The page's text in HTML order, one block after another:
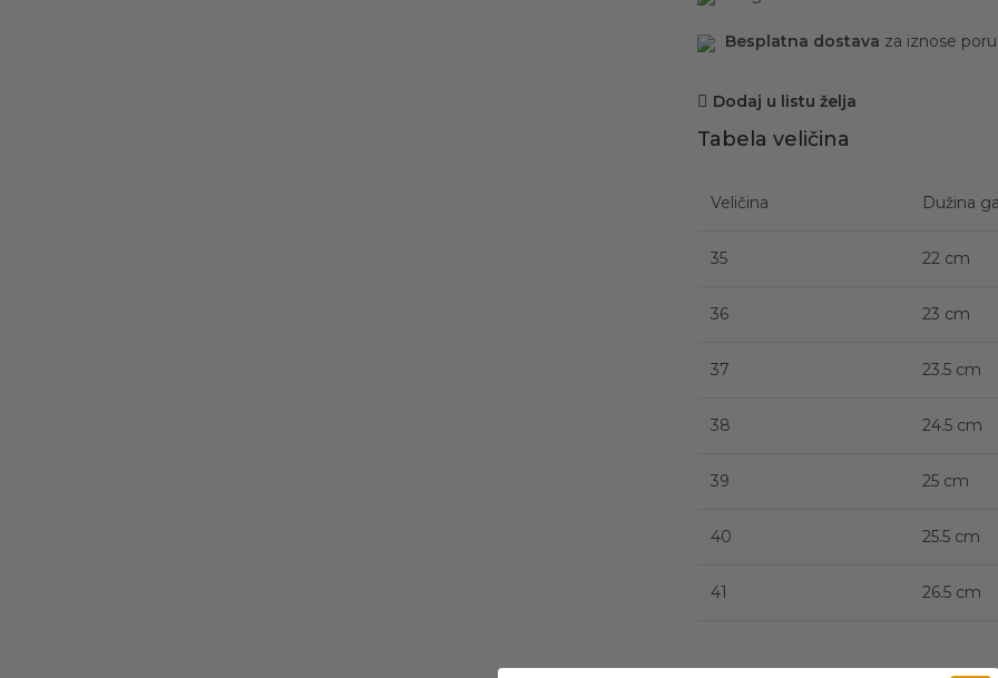
Besplatna dostava za iznose
Dodaj u listu želja
Tabela veličina
Veličina Dužina
35 22 cm
36 23 cm
37 23.5 cm
38 24.5 cm
39 25 cm
40 25.5 cm
41 26.5 cm